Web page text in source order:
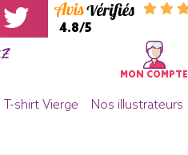
4.8/5
MON COMPTE
T-shirt Vierge Nos illustrateurs